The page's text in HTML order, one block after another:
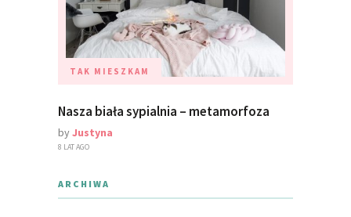
TAK MIESZKAM
Nasza biała sypialnia – metamorfoza
byJustyna
8 LAT AGO
ARCHIWA